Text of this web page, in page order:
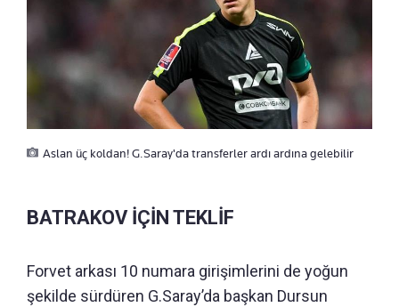
Aslan üç koldan! G.Saray'da transferler ardı ardına gelebilir
BATRAKOV İÇİN TEKLİF
Forvet arkası 10 numara girişimlerini de yoğun
şekilde sürdüren G.Saray’da başkan Dursun